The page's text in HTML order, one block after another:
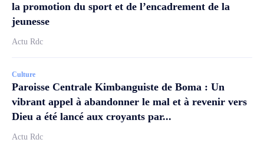
la promotion du sport et de l’encadrement de la
jeunesse
Actu Rdc
Culture
Paroisse Centrale Kimbanguiste de Boma : Un
vibrant appel à abandonner le mal et à revenir vers
Dieu a été lancé aux croyants par...
Actu Rdc